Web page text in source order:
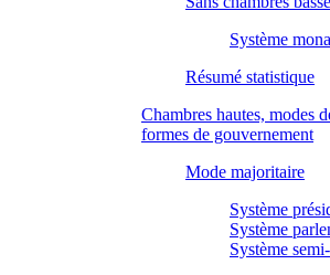
Système
Résumé statistique
Chambres hautes, modes
formes de gouvernement
Mode majoritaire
Système
Système
Système